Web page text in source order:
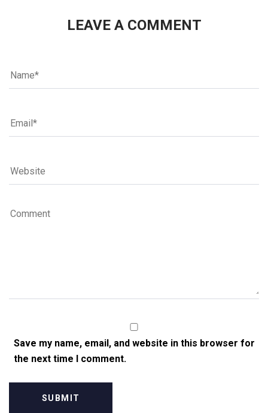
LEAVE A COMMENT
Save my name, email, and website in this browser for
the next time I comment.